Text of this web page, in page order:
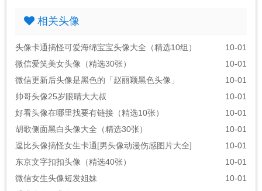
相关头像
头像卡通搞怪可爱海绵宝宝头像大全（精选10组）
10-01
微信爱笑美女头像（精选30张）
10-01
微信更新后头像是黑色的「赵丽颖黑色头像」
10-01
帅哥头像25岁眼睛大大叔
10-01
好看头像在哪里找要有链接（精选10张）
10-01
胡歌侧面黑白头像大全（精选30张）
10-01
逗比头像搞怪女生卡通[男头像动漫伤感图片大全]
10-01
东京文字扣扣头像（精选40张）
10-01
微信女生头像短发姐妹
10-01